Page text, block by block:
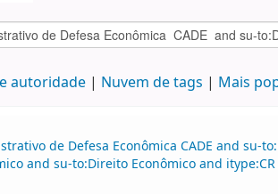
autoridade Nuvem de tags Mais
de Defesa Econômica CADE and su-
and su-to:Direito Econômico and